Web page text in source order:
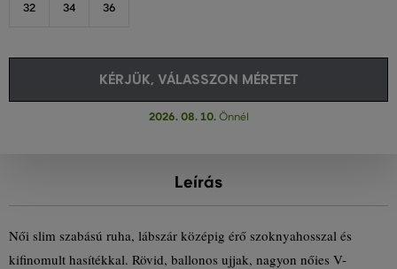
32 34 36
KÉRJÜK, VÁLASSZON MÉRETET
2026. 08. 10.Önnél
Leírás
Női slim szabású ruha, lábszár középig érő szoknyahosszal és
kifinomult hasítékkal. Rövid, ballonos ujjak, nagyon nőies V-